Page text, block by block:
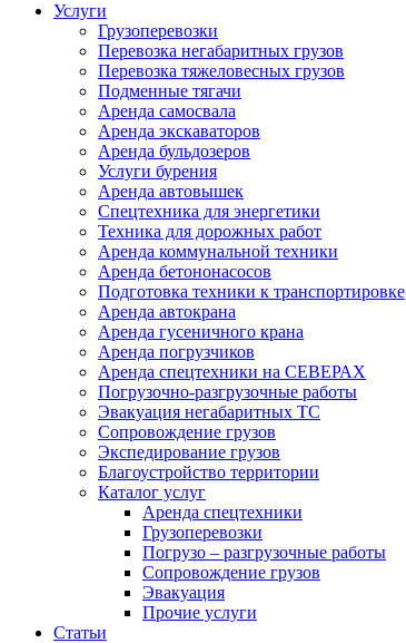
Услуги
Грузоперевозки
Перевозка негабаритных грузов
Перевозка тяжеловесных грузов
Подменные тягачи
Аренда самосвала
Аренда экскаваторов
Аренда бульдозеров
Услуги бурения
Аренда автовышек
Спецтехника для энергетики
Техника для дорожных работ
Аренда коммунальной техники
Аренда бетононасосов
Подготовка техники к транспортировке
Аренда автокрана
Аренда гусеничного крана
Аренда погрузчиков
Аренда спецтехники на СЕВЕРАХ
Погрузочно-разгрузочные работы
Эвакуация негабаритных ТС
Сопровождение грузов
Экспедирование грузов
Благоустройство территории
Каталог услуг
Аренда спецтехники
Грузоперевозки
Погрузо – разгрузочные работы
Сопровождение грузов
Эвакуация
Прочие услуги
Статьи